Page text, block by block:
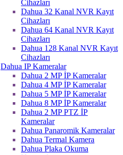
Cihazları
Dahua 32 Kanal NVR Kayıt
Cihazları
Dahua 64 Kanal NVR Kayıt
Cihazları
Dahua 128 Kanal NVR Kayıt
Cihazları
Dahua IP Kameralar
Dahua 2 MP İP Kameralar
Dahua 4 MP İP Kameralar
Dahua 5 MP İP Kameralar
Dahua 8 MP İP Kameralar
Dahua 2 MP PTZ İP
Kameralar
Dahua Panaromik Kameralar
Dahua Termal Kamera
Dahua Plaka Okuma